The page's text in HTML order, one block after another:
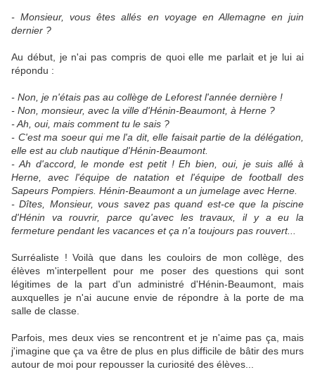
- Monsieur, vous êtes allés en voyage en Allemagne en juin
dernier ?
Au début, je n'ai pas compris de quoi elle me parlait et je lui ai
répondu :
- Non, je n'étais pas au collège de Leforest l'année dernière !
- Non, monsieur, avec la ville d'Hénin-Beaumont, à Herne ?
- Ah, oui, mais comment tu le sais ?
- C'est ma soeur qui me l'a dit, elle faisait partie de la délégation,
elle est au club nautique d'Hénin-Beaumont.
- Ah d'accord, le monde est petit ! Eh bien, oui, je suis allé à
Herne, avec l'équipe de natation et l'équipe de football des
Sapeurs Pompiers. Hénin-Beaumont a un jumelage avec Herne.
- Dîtes, Monsieur, vous savez pas quand est-ce que la piscine
d'Hénin va rouvrir, parce qu'avec les travaux, il y a eu la
fermeture pendant les vacances et ça n'a toujours pas rouvert...
Surréaliste ! Voilà que dans les couloirs de mon collège, des
élèves m'interpellent pour me poser des questions qui sont
légitimes de la part d'un administré d'Hénin-Beaumont, mais
auxquelles je n'ai aucune envie de répondre à la porte de ma
salle de classe.
Parfois, mes deux vies se rencontrent et je n'aime pas ça, mais
j'imagine que ça va être de plus en plus difficile de bâtir des murs
autour de moi pour repousser la curiosité des élèves...